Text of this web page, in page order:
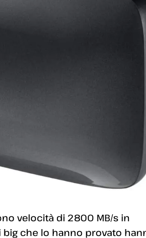
velocità di 2800 MB/s in
che lo hanno provato